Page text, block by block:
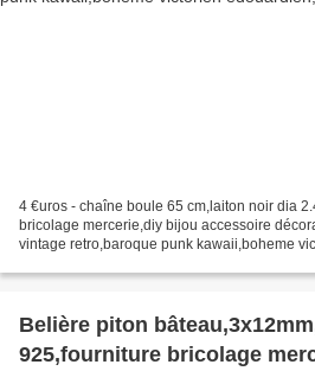
4 €uros - chaîne boule 65 cm,laiton noir dia
bricolage mercerie,diy bijou accessoire
vintage retro,baroque punk kawaii,boheme
Belière piton
925,fourniture bricolage